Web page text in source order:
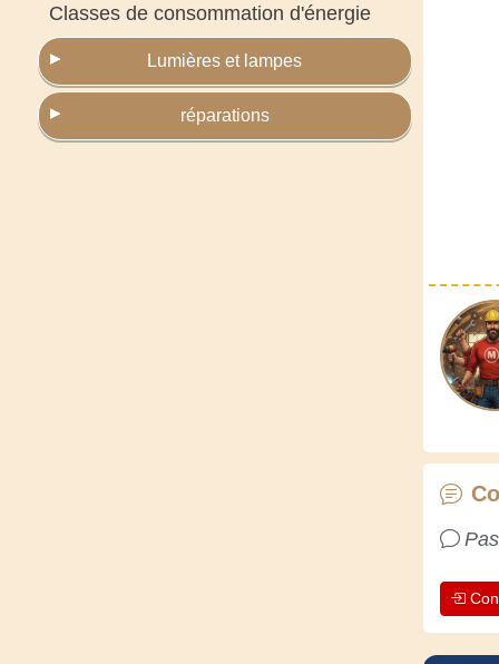
Classes de consommation d'énergie
Lumières et lampes
réparations